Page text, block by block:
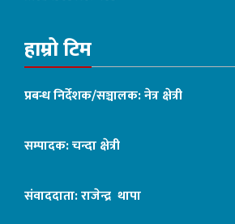
हाम्रो टिम
प्रबन्ध निर्देशक/सञ्चालक: नेत्र क्षेत्री
सम्पादक: चन्दा क्षेत्री
संवाददाता: राजेन्द्र थापा